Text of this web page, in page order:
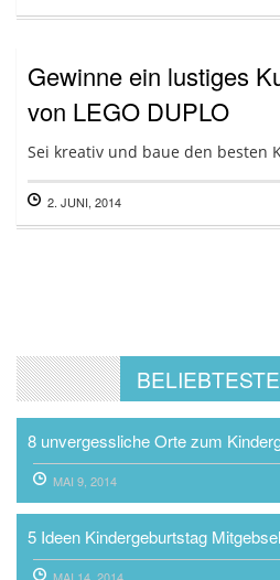
Gewinne ein lustiges
von LEGO DUPLO
Sei kreativ und baue den besten
2. JUNI, 2014
8 unvergessliche Orte zum
MAI 9, 2014
5 Ideen Kindergeburtstag Mitgebsel